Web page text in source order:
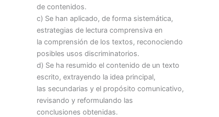
de contenidos.
c) Se han aplicado, de forma sistemática,
estrategias de lectura comprensiva en
la comprensión de los textos, reconociendo
posibles usos discriminatorios.
d) Se ha resumido el contenido de un texto
escrito, extrayendo la idea principal,
las secundarias y el propósito comunicativo,
revisando y reformulando las
conclusiones obtenidas.